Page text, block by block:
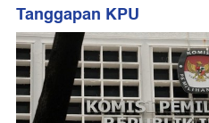
Tanggapan KPU